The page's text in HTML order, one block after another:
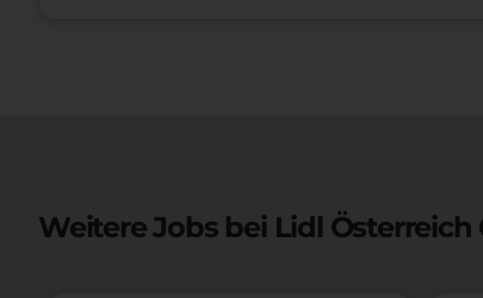
Weitere Jobs bei Lidl Österreich